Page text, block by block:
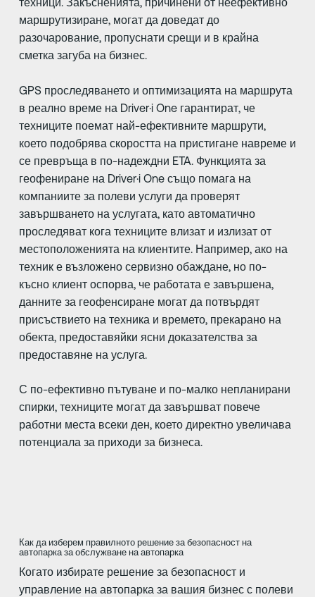
маршрутизиране, могат да доведат до
разочарование, пропуснати срещи и в крайна
сметка загуба на бизнес.
GPS проследяването и оптимизацията на маршрута
в реално време на Driver·i One гарантират, че
техниците поемат най-ефективните маршрути,
което подобрява скоростта на пристигане навреме и
се превръща в по-надеждни ETA. Функцията за
геофениране на Driver·i One също помага на
компаниите за полеви услуги да проверят
завършването на услугата, като автоматично
проследяват кога техниците влизат и излизат от
местоположенията на клиентите. Например, ако на
техник е възложено сервизно обаждане, но по-
късно клиент оспорва, че работата е завършена,
данните за геофенсиране могат да потвърдят
присъствието на техника и времето, прекарано на
обекта, предоставяйки ясни доказателства за
предоставяне на услуга.
С по-ефективно пътуване и по-малко непланирани
спирки, техниците могат да завършват повече
работни места всеки ден, което директно увеличава
потенциала за приходи за бизнеса.
Как да изберем правилното решение за безопасност на
автопарка за обслужване на автопарка
Когато избирате решение за безопасност и
управление на автопарка за вашия бизнес с полеви